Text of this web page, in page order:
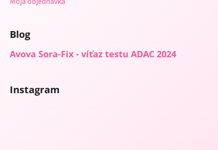
Blog
Avova Sora-Fix - víťaz testu ADAC 2024
Instagram